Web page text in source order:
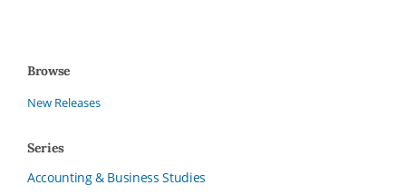
Browse
New Releases
Series
Accounting & Business Studies